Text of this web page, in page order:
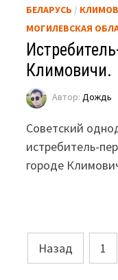
БЕЛАРУСЬ /
МОГИЛЕВСКАЯ
Климовичи.
Автор:Дождь
Советский
истребитель-
городе
Пагинация
записей
Назад 1